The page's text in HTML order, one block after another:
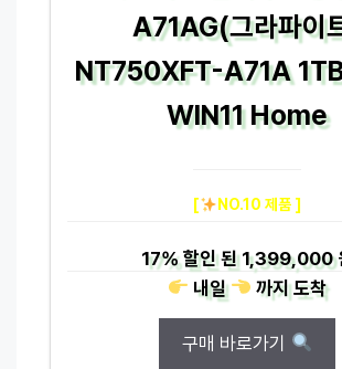
A71AG(그라파이
NT750XFT-A71A
WIN11 Home
[ NO.10 제품 ]
17%할인 된1,399,000
내일
까지도착
구매 바로가기